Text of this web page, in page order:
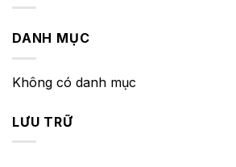
DANH MỤC
Không có danh mục
LƯU TRỮ